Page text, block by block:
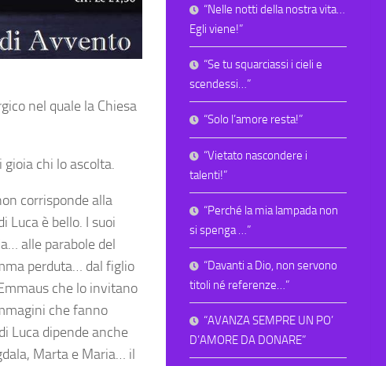
nel quale la Chiesa
gioia chi lo ascolta.
corrisponde alla
Luca è bello. I suoi
alle parabole del
perduta… dal figlio
che lo invitano
che fanno
Luca dipende anche
Marta e Maria… il
“Nelle notti della nostra vita…
Egli viene!”
“Se tu squarciassi i cieli e
scendessi…”
“Solo l’amore resta!”
“Vietato nascondere i
talenti!”
“Perché la mia lampada non
si spenga …”
“Davanti a Dio, non servono
titoli né referenze…”
“AVANZA SEMPRE UN PO’
D’AMORE DA DONARE”